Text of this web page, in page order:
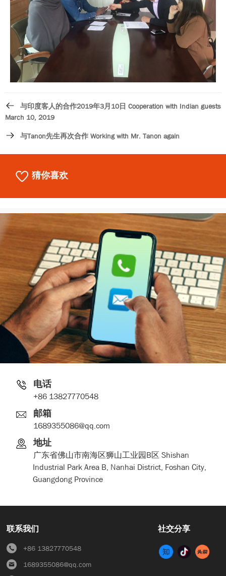
与印度客人的合作2019年3月10日​ Cooperation with Indian guests
March 10, 2019
与Tanon先生再次合作 Working with Mr. Tanon again
猜你喜欢
电话
+86 13827770548
邮箱
1689355086@qq.com
地址
广东省佛山市南海区狮山工业园B区 Shishan
Industrial Park Area B, Nanhai District, Foshan City,
Guangdong Province
联系我们
+86 13827770548
1689355086@qq.com
社交分享